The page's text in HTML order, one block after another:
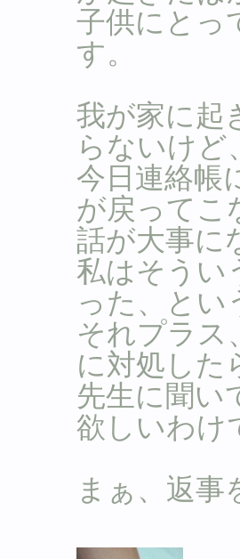
子供にとっ
す。
我が家に起
らないけど、
今日連絡帳
が戻ってこ
話が大事に
私はそうい
った、とい
それプラス
に対処した
先生に聞い
欲しいわけ
まぁ、返事